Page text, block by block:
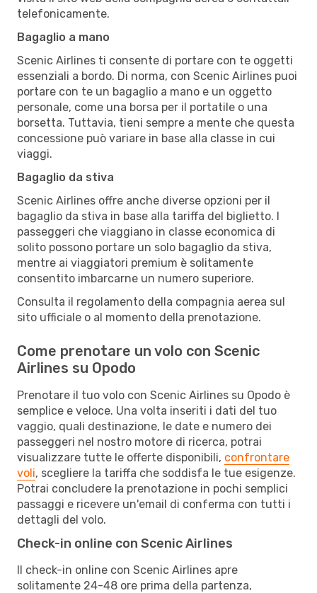
telefonicamente.
Bagaglio a mano
Scenic Airlines ti consente di portare con te oggetti
essenziali a bordo. Di norma, con Scenic Airlines puoi
portare con te un bagaglio a mano e un oggetto
personale, come una borsa per il portatile o una
borsetta. Tuttavia, tieni sempre a mente che questa
concessione può variare in base alla classe in cui
viaggi.
Bagaglio da stiva
Scenic Airlines offre anche diverse opzioni per il
bagaglio da stiva in base alla tariffa del biglietto. I
passeggeri che viaggiano in classe economica di
solito possono portare un solo bagaglio da stiva,
mentre ai viaggiatori premium è solitamente
consentito imbarcarne un numero superiore.
Consulta il regolamento della compagnia aerea sul
sito ufficiale o al momento della prenotazione.
Come prenotare un volo con Scenic
Airlines su Opodo
Prenotare il tuo volo con Scenic Airlines su Opodo è
semplice e veloce. Una volta inseriti i dati del tuo
vaggio, quali destinazione, le date e numero dei
passeggeri nel nostro motore di ricerca, potrai
visualizzare tutte le offerte disponibili, confrontare
voli, scegliere la tariffa che soddisfa le tue esigenze.
Potrai concludere la prenotazione in pochi semplici
passaggi e ricevere un'email di conferma con tutti i
dettagli del volo.
Check-in online con Scenic Airlines
Il check-in online con Scenic Airlines apre
solitamente 24-48 ore prima della partenza,